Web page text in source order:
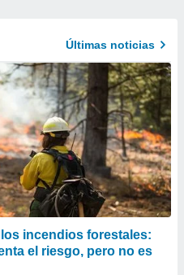
Últimas noticias
incendios forestales:
el riesgo, pero no es